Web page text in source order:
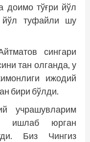
доимо тўғри йўл
йўл туфайли шу
сингари
тан олганда, у
ижодий
бири бўлди.
учрашувларим
ишлаб юрган
Биз Чингиз